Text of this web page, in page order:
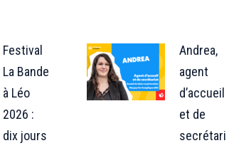
Festival
La Bande
à Léo
2026 :
dix jours
Andrea,
agent
d’accueil
et de
secrétariat